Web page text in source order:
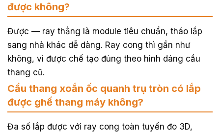
được không?
Được — ray thẳng là module tiêu chuẩn, tháo lắp
sang nhà khác dễ dàng. Ray cong thì gần như
không, vì được chế tạo đúng theo hình dáng cầu
thang cũ.
Cầu thang xoắn ốc quanh trụ tròn có lắp
được ghế thang máy không?
Đa số lắp được với ray cong toàn tuyến đo 3D,